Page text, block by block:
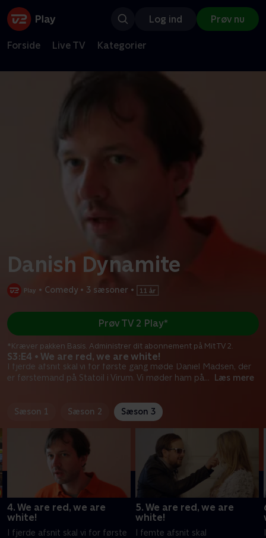
Log ind Prøv nu
Forside Live TV Kategorier
Danish Dynamite
• Comedy • 3 sæsoner •
S3:E4 • We are red, we are white!
I fjerde afsnit skal vi for første gang møde Daniel Madsen, der
er førstemand på Statoil i Virum. Vi møder ham på... Læs mere
Prøv TV 2 Play*
*Kræver pakken Basis. Administrer dit abonnement på Mit TV 2.
Sæson 1 Sæson 2 Sæson 3
4. We are red, we are
white!
I fjerde afsnit skal vi for første
5. We are red, we are
white!
I femte afsnit skal